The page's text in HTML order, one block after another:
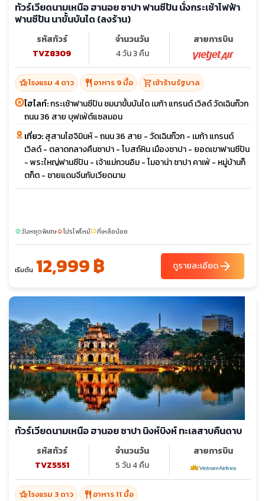
ทัวร์เวียดนามเหนือ ฮานอย ซาปา ฟานซีปัน นั่งกระเช้าไฟฟ้า
ฟานซีปัน นาขั้นบันได (ลงร้าน)
รหัสทัวร์
TVZ8309
จำนวนวัน
4 วัน 3 คืน
สายการบิน
hotel_classโรงแรม 4 ดาว restaurant อาหาร 9 มื้อ shopping_cartเข้าร้านรัฐบาล
ไฮไลท์:กระเช้าฟานซีปัน ชมนาขั้นบันได เมก้า แกรนด์ เวิลด์ วัดเฉินก๊วก
ถนน 36 สาย บุฟเฟ่ต์แซลมอน
เที่ยว:สุสานโฮจิมินห์ - ถนน 36 สาย - วัดเฉินก๊วก - เมก้า แกรนด์
เวิลด์ - ตลาดกลางคืนซาปา - โบสถ์หิน เมืองซาปา - ยอดเขาฟานซีปัน
- พระใหญ่ฟานซีปัน - เจ้าแม่กวนอิม - โมอาน่า ซาปา คาเฟ่ - หมู่บ้านก็
ตก็ต - ชายแดนจีนกับเวียดนาม
sunnyวันหยุดพิเศษlocal_fire_departmentโปรไฟไหม้confirmation_numberที่เหลือน้อย
เริ่มต้น 12,999 ฿ ดูรายละเอียดarrow_forward
ทัวร์เวียดนามเหนือ ฮานอย ซาปา นิงห์บิงห์ ทะเลสาบคืนดาบ
รหัสทัวร์
TVZ5551
จำนวนวัน
5 วัน 4 คืน
สายการบิน
hotel_classโรงแรม 3 ดาว restaurant อาหาร 11 มื้อ